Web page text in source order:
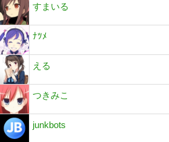
すまいる
ﾅﾂﾒ
える
つきみこ
junkbots